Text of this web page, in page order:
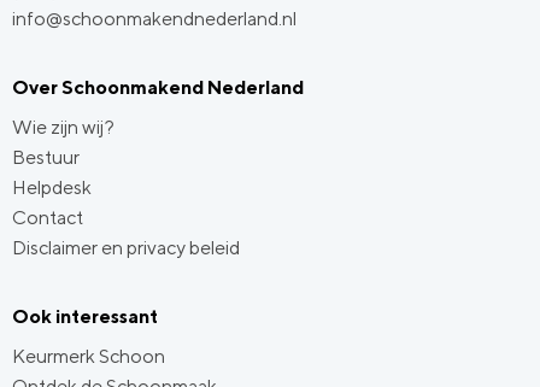
info@schoonmakendnederland.nl
Over Schoonmakend Nederland
Wie zijn wij?
Bestuur
Helpdesk
Contact
Disclaimer en privacy beleid
Ook interessant
Keurmerk Schoon